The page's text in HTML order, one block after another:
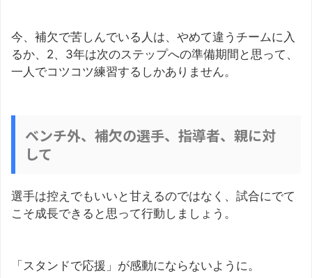
今、補欠で苦しんでいる人は、やめて違うチームに入
るか、2、3年は次のステップへの準備期間と思って、
一人でコツコツ練習するしかありません。
ベンチ外、補欠の選手、指導者、親に対
して
選手は控えでもいいと甘えるのではなく、試合にでて
こそ成長できると思って行動しましょう。
「スタンドで応援」が感動にならないように。